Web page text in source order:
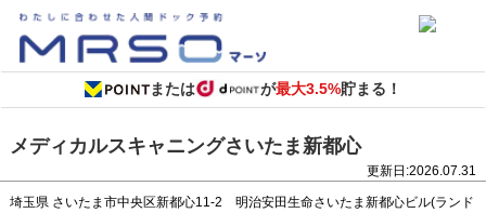
または が最大3.5%貯まる！
メディカルスキャニングさいたま新都心
更新日:2026.07.31
埼玉県 さいたま市中央区新都心11-2 明治安田生命さいたま新都心ビル(ランド